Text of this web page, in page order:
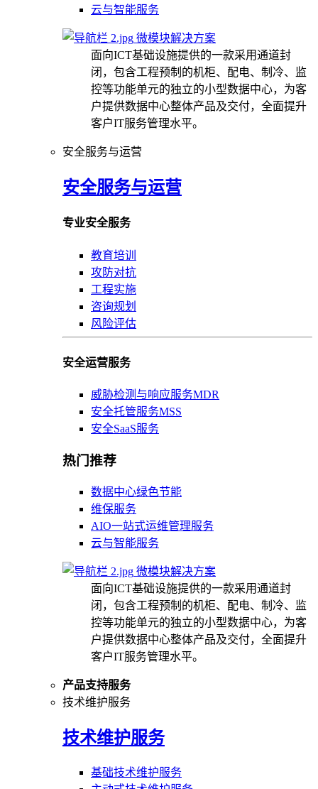
云与智能服务
微模块解决方案
面向ICT基础设施提供的一款采用通道封
闭，包含工程预制的机柜、配电、制冷、监
控等功能单元的独立的小型数据中心，为客
户提供数据中心整体产品及交付，全面提升
客户IT服务管理水平。
安全服务与运营
安全服务与运营
专业安全服务
教育培训
攻防对抗
工程实施
咨询规划
风险评估
安全运营服务
威胁检测与响应服务MDR
安全托管服务MSS
安全SaaS服务
热门推荐
数据中心绿色节能
维保服务
AIO一站式运维管理服务
云与智能服务
微模块解决方案
面向ICT基础设施提供的一款采用通道封
闭，包含工程预制的机柜、配电、制冷、监
控等功能单元的独立的小型数据中心，为客
户提供数据中心整体产品及交付，全面提升
客户IT服务管理水平。
产品支持服务
技术维护服务
技术维护服务
基础技术维护服务